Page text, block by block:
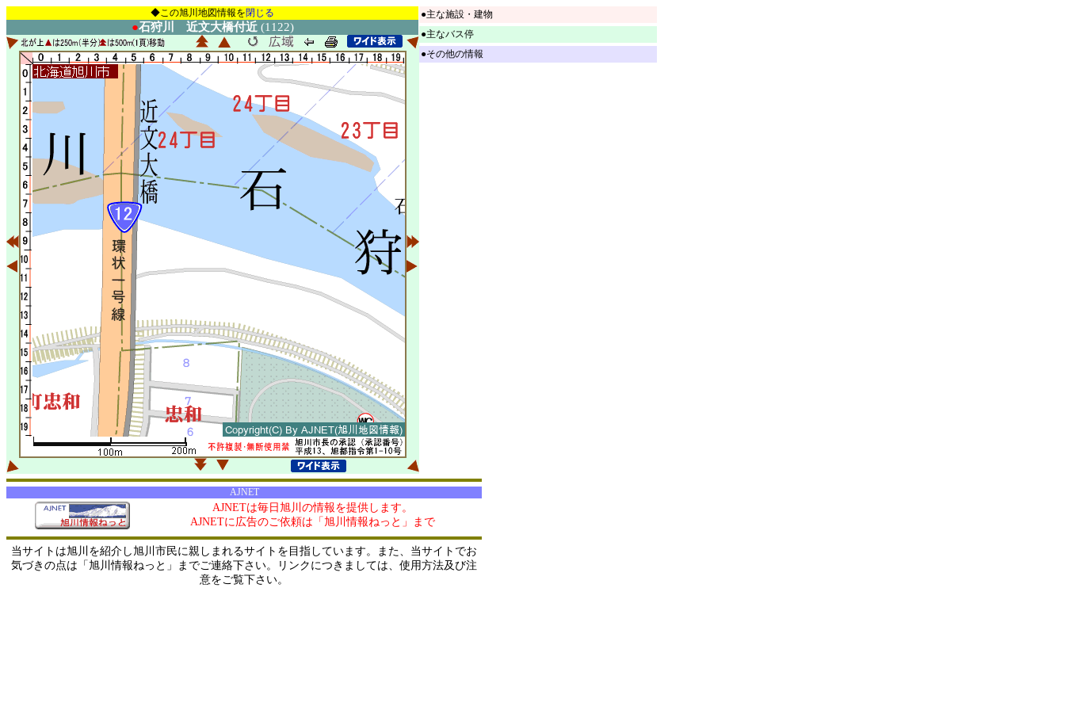
◆この旭川地図情報を閉じる
●石狩川 近文大橋付近(1122)
●主な施設・建物
●主なバス停
●その他の情報
AJNET
AJNETは毎日旭川の情報を提供します。
AJNETに広告のご依頼は「旭川情報ねっと」まで
当サイトは旭川を紹介し旭川市民に親しまれるサイトを目指しています。また、当サイトでお
気づきの点は「旭川情報ねっと」までご連絡下さい。リンクにつきましては、使用方法及び注
意をご覧下さい。